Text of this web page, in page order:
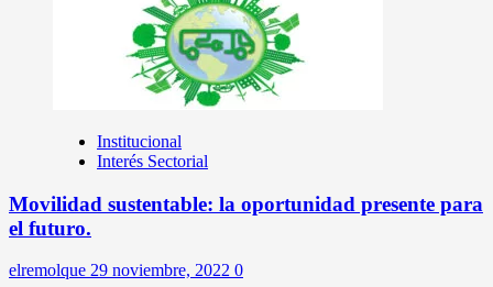
Institucional
Interés Sectorial
Movilidad sustentable: la oportunidad presente para
el futuro.
elremolque 29 noviembre, 2022 0